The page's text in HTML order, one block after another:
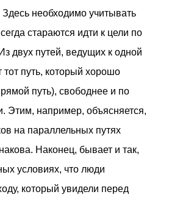
Здесь необходимо учитывать
стараются идти к цели по
двух путей, ведущих к одной
путь, который хорошо
путь), свободнее и по
Этим, например, объясняется,
на параллельных путях
Наконец, бывает и так,
условиях, что люди
который увидели перед